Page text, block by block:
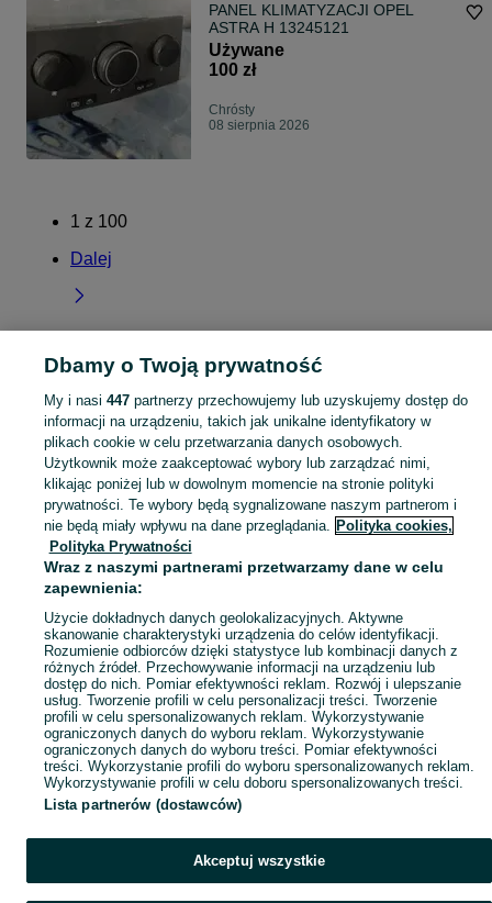
PANEL KLIMATYZACJI OPEL
ASTRA H 13245121
Używane
100 zł
Chrósty
08 sierpnia 2026
1 z 100
Dalej
Strona główna Opolskie Chrósty
KATEGORIA
Skorzystaj z największego serwisu ogłoszeniowego - Chrósty i okolice! Kupuj to, czego pragniesz i sprzedawaj to, czego już nie potrzebujesz! Zobacz
Mapa kategorii
Mapa miejscowości
Mapa ministron
Popularne wyszukiwania
Dbamy o Twoją prywatność
My i nasi 447partnerzy przechowujemy lub uzyskujemy dostęp do
informacji na urządzeniu, takich jak unikalne identyfikatory w
plikach cookie w celu przetwarzania danych osobowych.
Użytkownik może zaakceptować wybory lub zarządzać nimi,
klikając poniżej lub w dowolnym momencie na stronie polityki
prywatności. Te wybory będą sygnalizowane naszym partnerom i
nie będą miały wpływu na dane przeglądania. Polityka cookies,
Polityka Prywatności
Wraz z naszymi partnerami przetwarzamy dane w celu
zapewnienia:
Użycie dokładnych danych geolokalizacyjnych. Aktywne
skanowanie charakterystyki urządzenia do celów identyfikacji.
Rozumienie odbiorców dzięki statystyce lub kombinacji danych z
różnych źródeł. Przechowywanie informacji na urządzeniu lub
dostęp do nich. Pomiar efektywności reklam. Rozwój i ulepszanie
usług. Tworzenie profili w celu personalizacji treści. Tworzenie
profili w celu spersonalizowanych reklam. Wykorzystywanie
ograniczonych danych do wyboru reklam. Wykorzystywanie
ograniczonych danych do wyboru treści. Pomiar efektywności
treści. Wykorzystanie profili do wyboru spersonalizowanych reklam.
Wykorzystywanie profili w celu doboru spersonalizowanych treści.
Lista partnerów (dostawców)
Akceptuj wszystkie